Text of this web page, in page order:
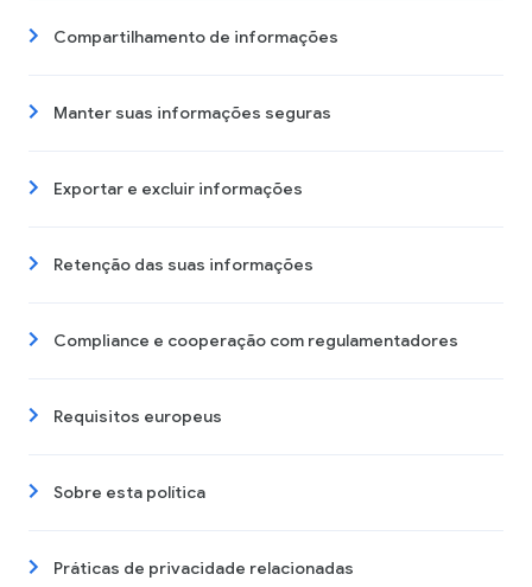
Compartilhamento de informações
Manter suas informações seguras
Exportar e excluir informações
Retenção das suas informações
Compliance e cooperação com regulamentadores
Requisitos europeus
Sobre esta política
Práticas de privacidade relacionadas